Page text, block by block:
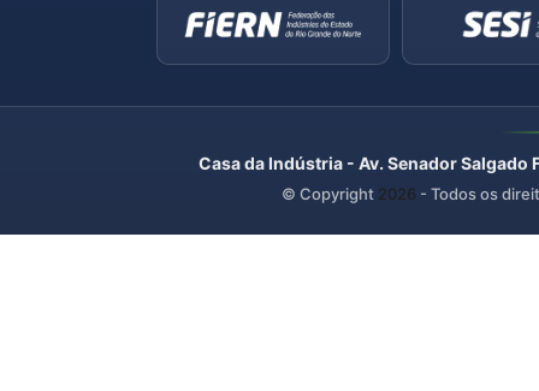
Casa da Indústria - Av. Senador
© Copyright 2026 - Todos os